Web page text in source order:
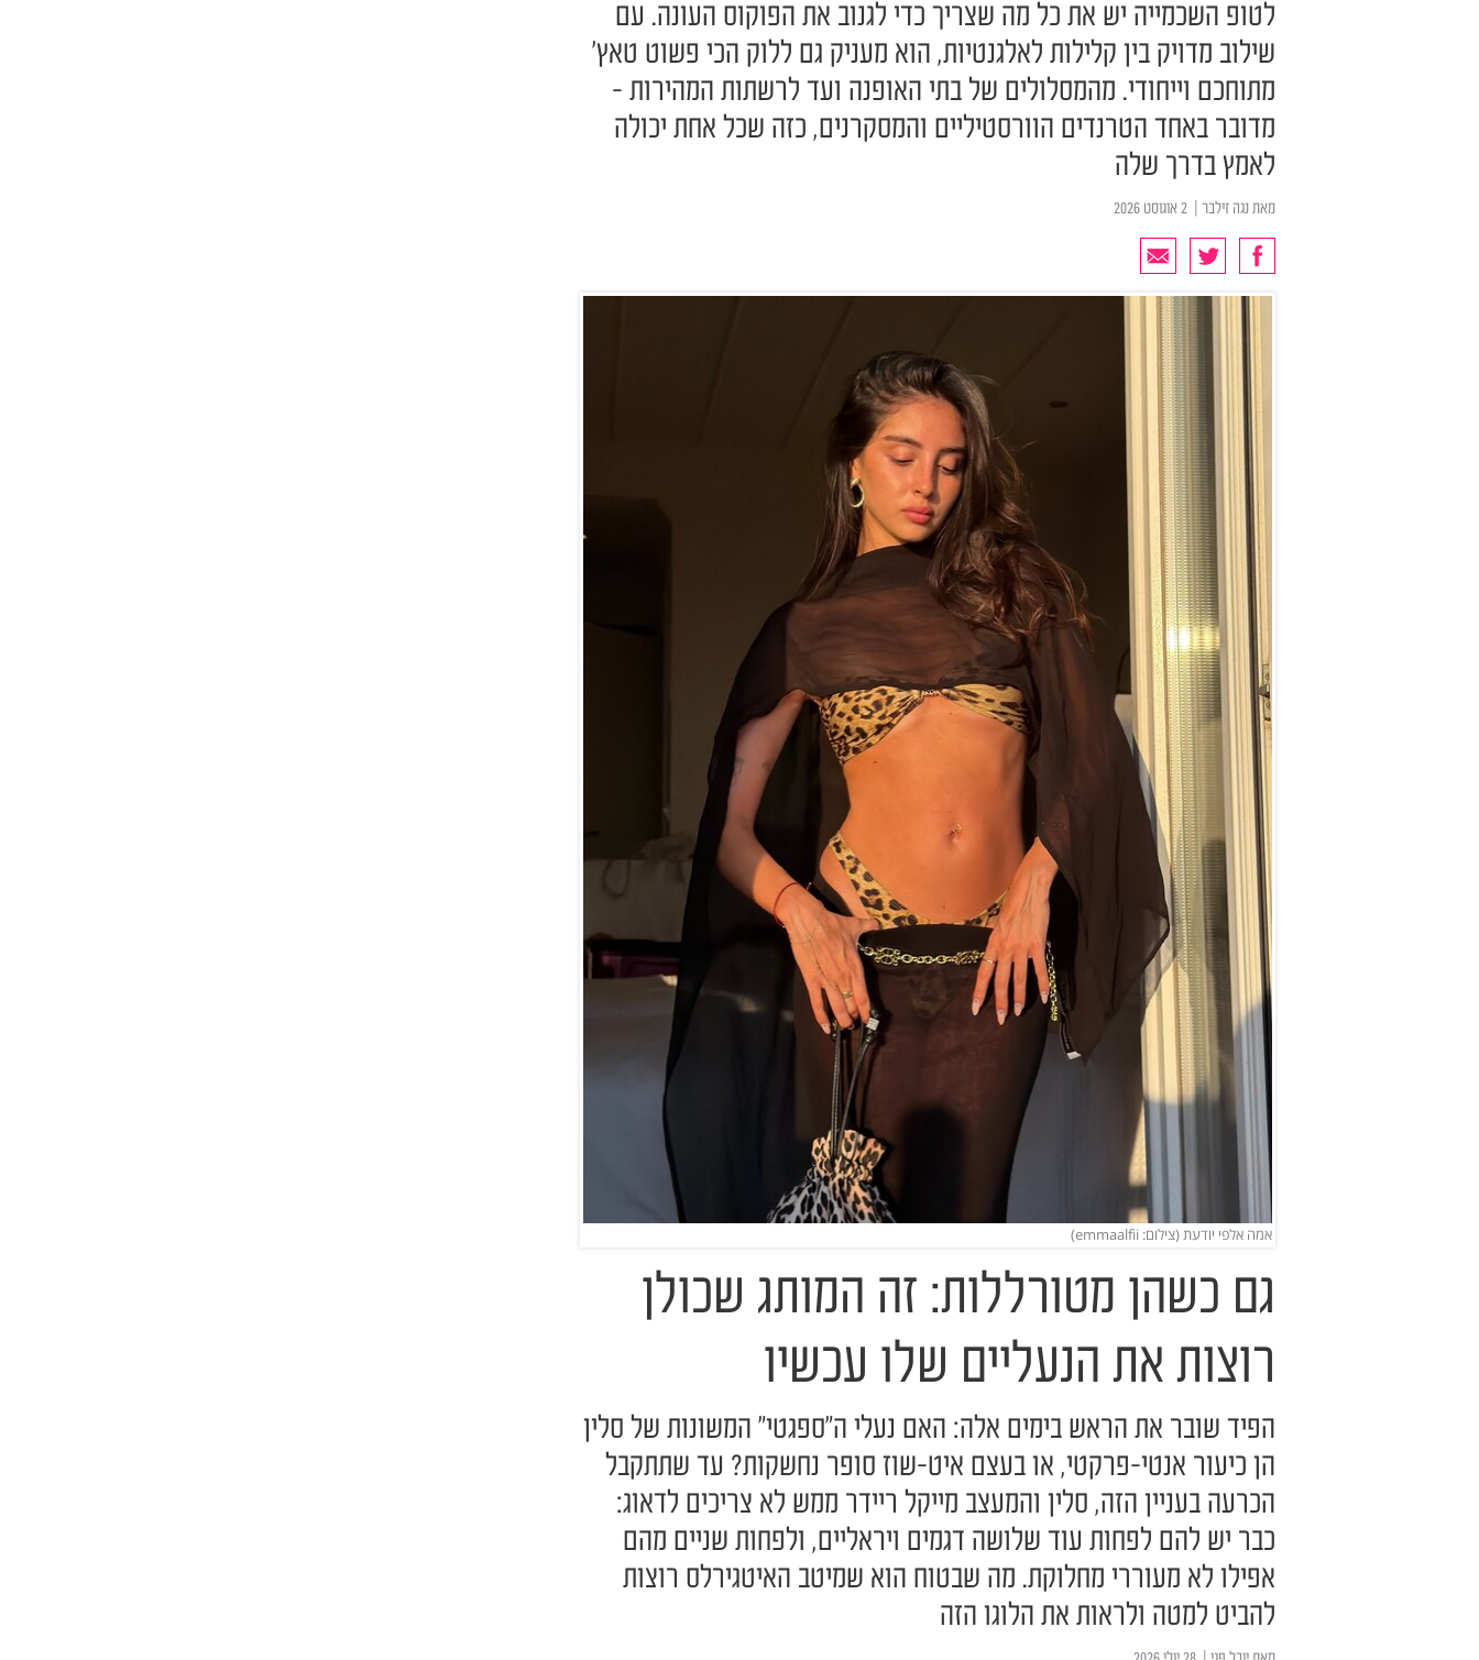
לטופ השכמייה יש את כל מה שצריך כדי לגנוב את הפוקוס העונה. עם
שילוב מדויק בין קלילות לאלגנטיות, הוא מעניק גם ללוק הכי פשוט טאץ'
מתוחכם וייחודי. מהמסלולים של בתי האופנה ועד לרשתות המהירות -
מדובר באחד הטרנדים הוורסטיליים והמסקרנים, כזה שכל אחת יכולה
לאמץ בדרך שלה
מאתנגה זילבר
אמה אלפי יודעת (צילום: emmaalfii)
גם כשהן מטורללות: זה המותג שכולן
רוצות את הנעליים שלו עכשיו
הפיד שובר את הראש בימים אלה: האם נעלי ה"ספגטי" המשונות של סלין
הן כיעור אנטי-פרקטי, או בעצם איט-שוז סופר נחשקות? עד שתתקבל
הכרעה בעניין הזה, סלין והמעצב מייקל ריידר ממש לא צריכים לדאוג:
כבר יש להם לפחות עוד שלושה דגמים ויראליים, ולפחות שניים מהם
אפילו לא מעוררי מחלוקת. מה שבטוח הוא שמיטב האיטגירלס רוצות
להביט למטה ולראות את הלוגו הזה